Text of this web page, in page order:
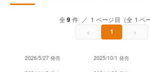
全9 件 ／ 1 ページ目（全 1 ペー
‹ 1 ›
2026/5/27 発売 2025/10/1 発売